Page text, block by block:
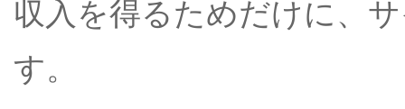
収入を得るためだけに、
す。